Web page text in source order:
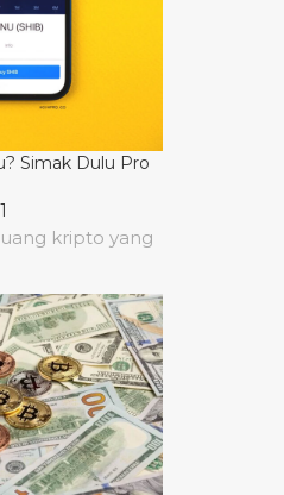
Simak Dulu Pro
kripto yang